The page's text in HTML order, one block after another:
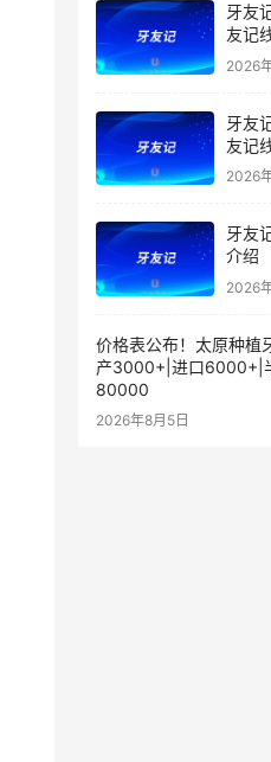
牙友
友记
地同
2026
牙友
友记
优势
2026
牙友
介绍
2026
价格表公布！太原种植
产3000+|进口6000+|
80000
2026年8月5日